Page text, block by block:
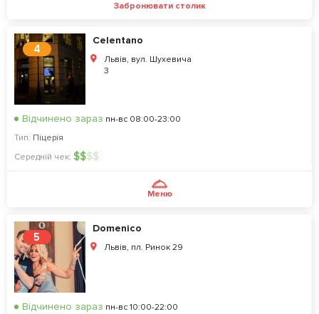
Забронювати столик
4
Celentano
Львів, вул. Шухевича
3
Відчинено зараз пн-вс 08:00-23:00
Тип: Піцерія
Середній чек: $$$$
Меню
5
Domenico
Львів, пл. Ринок 29
Відчинено зараз пн-вс 10:00-22:00